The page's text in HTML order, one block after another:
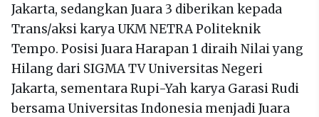
Jakarta, sedangkan Juara 3 diberikan kepada
Trans/aksi karya UKM NETRA Politeknik
Tempo. Posisi Juara Harapan 1 diraih Nilai yang
Hilang dari SIGMA TV Universitas Negeri
Jakarta, sementara Rupi-Yah karya Garasi Rudi
bersama Universitas Indonesia menjadi Juara